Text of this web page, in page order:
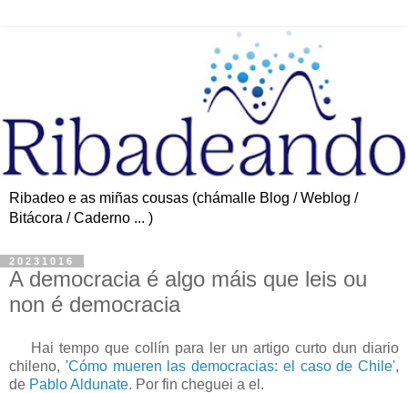
Ribadeo e as miñas cousas (chámalle Blog / Weblog /
Bitácora / Caderno ... )
20231016
A democracia é algo máis que leis ou
non é democracia
Hai tempo que collín para ler un artigo curto dun diario
chileno, 'Cómo mueren las democracias: el caso de Chile',
de Pablo Aldunate. Por fin cheguei a el.